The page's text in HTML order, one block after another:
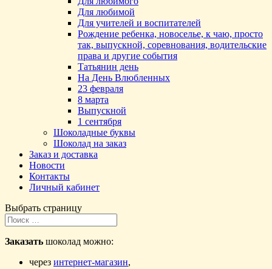
Для любимой
Для учителей и воспитателей
Рождение ребенка, новоселье, к чаю, просто
так, выпускной, соревнования, водительские
права и другие события
Татьянин день
На День Влюбленных
23 февраля
8 марта
Выпускной
1 сентября
Шоколадные буквы
Шоколад на заказ
Заказ и доставка
Новости
Контакты
Личный кабинет
Выбрать страницу
Заказать шоколад можно:
через интернет-магазин,